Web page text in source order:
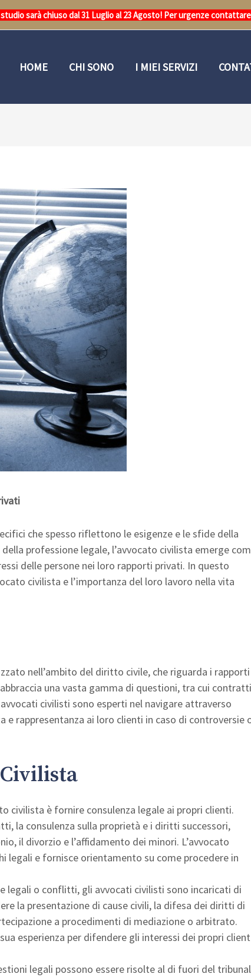
studio sarà chiuso dal 31 Luglio al 23 Agosto! Per urgenze
HOME CHI SONO I MIEI SERVIZI
che spesso riflettono le esigenze e le sfide della
professione legale, l’avvocato civilista emerge
delle persone nei loro rapporti privati. In questo
civilista e l’importanza del loro lavoro nella vita
nell’ambito del diritto civile, che riguarda i rapporti
una vasta gamma di questioni, tra cui
civilisti sono esperti nel navigare attraverso
e rappresentanza ai loro clienti in caso di controversie
civilista è fornire consulenza legale ai propri clienti.
la consulenza sulla proprietà e i diritti successori,
il divorzio e l’affidamento dei minori. L’avvocato
e fornisce orientamento su come procedere in
legali o conflitti, gli avvocati civilisti sono incaricati di
la presentazione di cause civili, la difesa dei diritti di
a procedimenti di mediazione o arbitrato.
esperienza per difendere gli interessi dei propri
legali possono essere risolte al di fuori del